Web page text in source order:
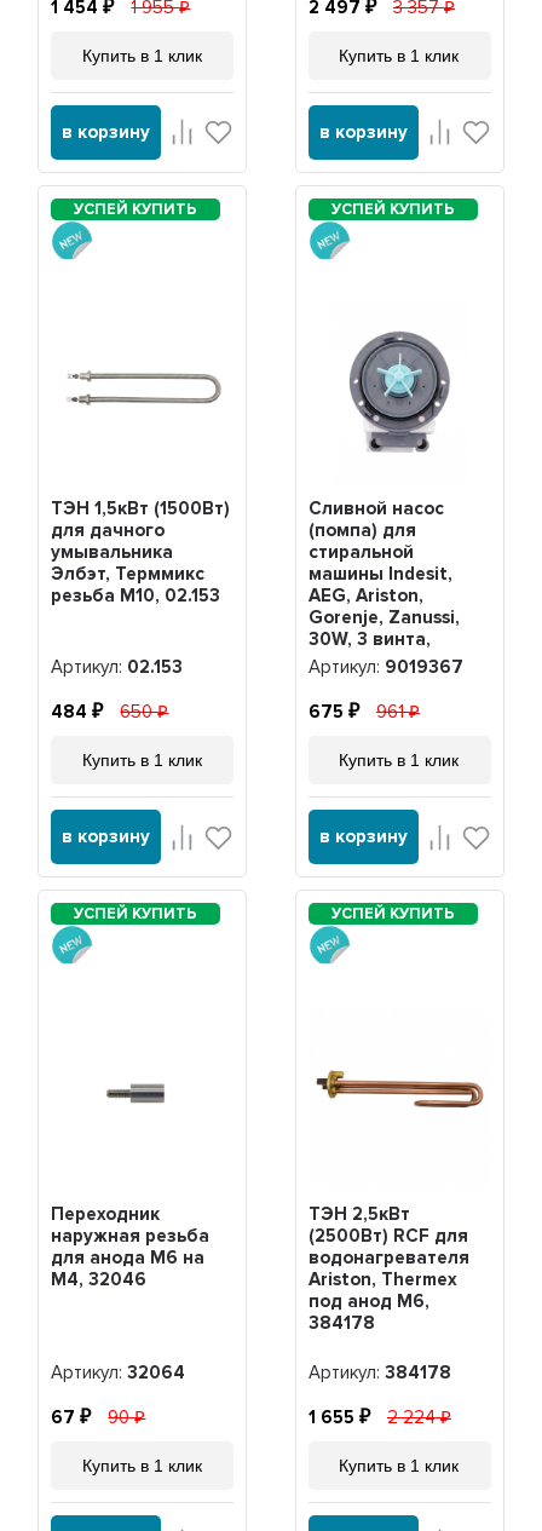
1 454 1 955
Купить в 1 клик
в корзину
2 497 3 357
Купить в 1 клик
в корзину
ТЭН 1,5кВт (1500Вт)
для дачного
умывальника
Элбэт, Терммикс
резьба М10, 02.153
Артикул: 02.153
484 650
Купить в 1 клик
в корзину
Сливной насос
(помпа) для
стиральной
машины Indesit,
AEG, Ariston,
Gorenje, Zanussi,
30W, 3 винта,
AR5425, 63ZN920,
9019367
Артикул: 9019367
675 961
Купить в 1 клик
в корзину
Переходник
наружная резьба
для анода М6 на
М4, 32046
Артикул:32064
67 90
Купить в 1 клик
ТЭН 2,5кВт
(2500Вт) RCF для
водонагревателя
Ariston, Thermex
под анод М6,
384178
Артикул: 384178
1 655 2 224
Купить в 1 клик